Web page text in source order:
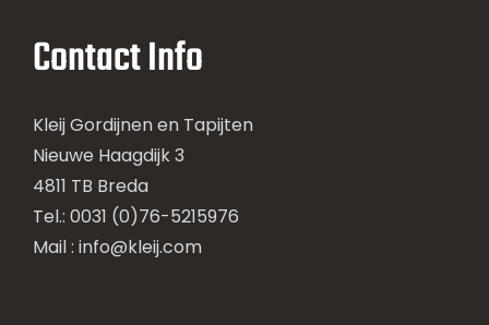
Contact Info
Kleij Gordijnen en Tapijten
Nieuwe Haagdijk 3
4811 TB Breda
Tel.: 0031 (0)76-5215976
Mail : info@kleij.com